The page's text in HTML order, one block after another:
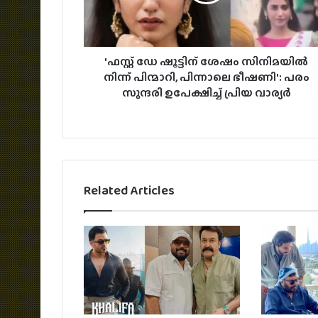
'ഫസ്റ്റ് ഡേ ഷൂട്ടിന് ശേഷം സിനിമയിൽ
നിന്ന് പിന്മാറി, പിന്നാലെ ഭീഷണി': പരം
സുന്ദരി ഉപേക്ഷിച്ച് പ്രിയ വാര്യർ
Related Articles